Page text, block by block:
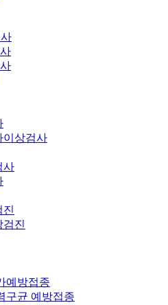
이상검사
사
진
검진
예방접종
구균 예방접종